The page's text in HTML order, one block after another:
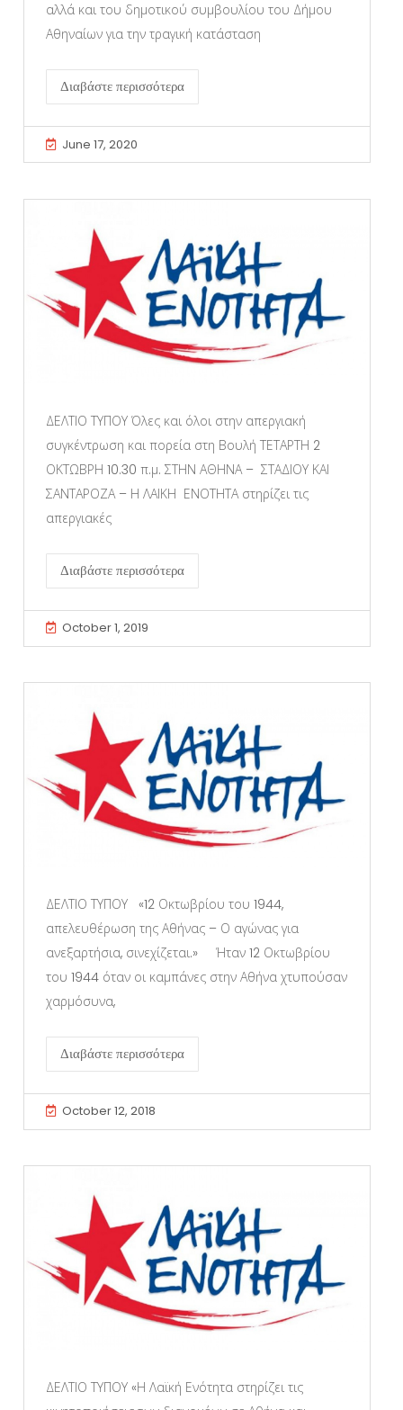
αλλά και του δημοτικού συμβουλίου του Δήμου
Αθηναίων για την τραγική κατάσταση
Διαβάστε περισσότερα
June 17, 2020
ΔΕΛΤΙΟ ΤΥΠΟΥ Όλες και όλοι στην απεργιακή
συγκέντρωση και πορεία στη Βουλή ΤΕΤΑΡΤΗ 2
ΟΚΤΩΒΡΗ 10.30 π.μ. ΣΤΗΝ ΑΘΗΝΑ – ΣΤΑΔΙΟΥ ΚΑΙ
ΣΑΝΤΑΡΟΖΑ – Η ΛΑΙΚΗ ΕΝΟΤΗΤΑ στηρίζει τις
απεργιακές
Διαβάστε περισσότερα
October 1, 2019
ΔΕΛΤΙΟ ΤΥΠΟΥ «12 Οκτωβρίου του 1944,
απελευθέρωση της Αθήνας – Ο αγώνας για
ανεξαρτήσια, σινεχίζεται.» Ήταν 12 Οκτωβρίου
του 1944 όταν οι καμπάνες στην Αθήνα χτυπούσαν
χαρμόσυνα,
Διαβάστε περισσότερα
October 12, 2018
ΔΕΛΤΙΟ ΤΥΠΟΥ «Η Λαϊκή Ενότητα στηρίζει τις